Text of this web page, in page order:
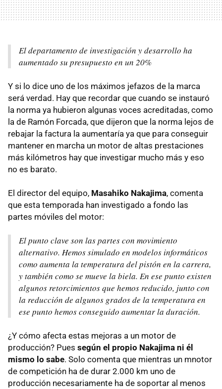
El departamento de investigación y desarrollo ha
aumentado su presupuesto en un 20%
Y si lo dice uno de los máximos jefazos de la marca
será verdad. Hay que recordar que cuando se instauró
la norma ya hubieron algunas voces acreditadas, como
la de Ramón Forcada, que dijeron que la norma lejos de
rebajar la factura la aumentaría ya que para conseguir
mantener en marcha un motor de altas prestaciones
más kilómetros hay que investigar mucho más y eso
no es barato.
El director del equipo, Masahiko Nakajima, comenta
que esta temporada han investigado a fondo las
partes móviles del motor:
El punto clave son las partes con movimiento
alternativo. Hemos simulado en modelos informáticos
como aumenta la temperatura del pistón en la carrera,
y también como se mueve la biela. En ese punto existen
algunos retorcimientos que hemos reducido, junto con
la reducción de algunos grados de la temperatura en
ese punto hemos conseguido aumentar la duración.
¿Y cómo afecta estas mejoras a un motor de
producción? Pues según el propio Nakajima ni él
mismo lo sabe. Solo comenta que mientras un mnotor
de competición ha de durar 2.000 km uno de
producción necesariamente ha de soportar al menos